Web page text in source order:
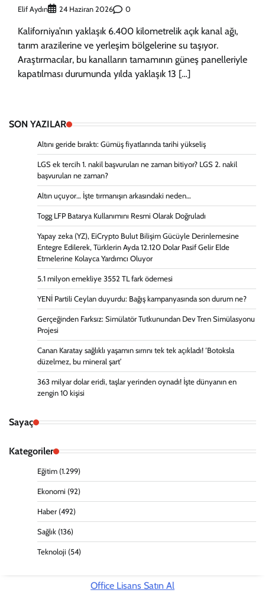
Elif Aydın 24 Haziran 2026 0
Kaliforniya’nın yaklaşık 6.400 kilometrelik açık kanal ağı,
tarım arazilerine ve yerleşim bölgelerine su taşıyor.
Araştırmacılar, bu kanalların tamamının güneş panelleriyle
kapatılması durumunda yılda yaklaşık 13 […]
SON YAZILAR
Altını geride bıraktı: Gümüş fiyatlarında tarihi yükseliş
LGS ek tercih 1. nakil başvuruları ne zaman bitiyor? LGS 2. nakil
başvuruları ne zaman?
Altın uçuyor… İşte tırmanışın arkasındaki neden…
Togg LFP Batarya Kullanımını Resmi Olarak Doğruladı
Yapay zeka (YZ), EiCrypto Bulut Bilişim Gücüyle Derinlemesine
Entegre Edilerek, Türklerin Ayda 12.120 Dolar Pasif Gelir Elde
Etmelerine Kolayca Yardımcı Oluyor
5.1 milyon emekliye 3552 TL fark ödemesi
YENİ Partili Ceylan duyurdu: Bağış kampanyasında son durum ne?
Gerçeğinden Farksız: Simülatör Tutkunundan Dev Tren Simülasyonu
Projesi
Canan Karatay sağlıklı yaşamın sırrını tek tek açıkladı! ‘Botoksla
düzelmez, bu mineral şart’
363 milyar dolar eridi, taşlar yerinden oynadı! İşte dünyanın en
zengin 10 kişisi
Sayaç
Kategoriler
Eğitim (1.299)
Ekonomi (92)
Haber (492)
Sağlık (136)
Teknoloji (54)
Office Lisans Satın Al